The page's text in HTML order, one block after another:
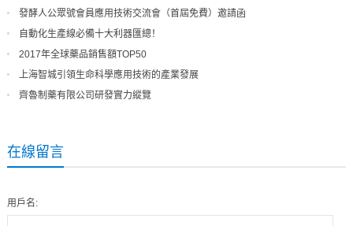
盛大開啟
發酵人公眾號會員應用技術交流會（首屆免費）邀請函
自動化生產線必備十大利器匯總！
2017年全球藥品銷售額TOP50
上海智城引領生命科學應用技術的產業發展
齊魯制藥有限公司研發實力縱覽
在線留言
用戶名: